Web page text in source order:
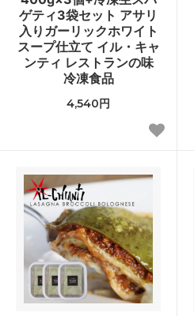
ゲティ3袋セット アサリ
入りガーリックホワイト
スープ仕立て イル・キャ
ンティ レストランの味
冷凍食品
4,540円